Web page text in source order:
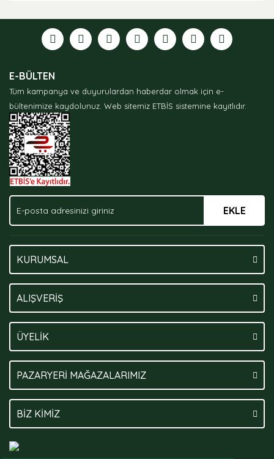
formunu kullanarak tarafımıza iletebilirsiniz.
Görüş ve önerileriniz için teşekkür ederiz.
Ürün açıklamasında eksik bilgiler bulunuyor.
Ürün bilgilerinde hatalar bulunuyor.
Ürün fiyatı diğer sitelerden daha pahalı.
Bu ürüne benzer farklı alternatifler olmalı.
E-BÜLTEN
Tüm kampanya ve duyurulardan haberdar olmak için e-
bültenimize kaydolunuz. Web sitemiz ETBİS sistemine kayıtlıdır.
EKLE
KURUMSAL
ALIŞVERİŞ
ÜYELİK
PAZARYERİ MAĞAZALARIMIZ
BİZ KİMİZ